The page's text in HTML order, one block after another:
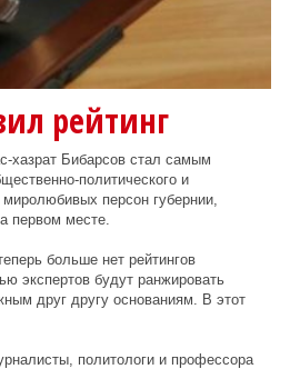
рейтинг
хазрат Бибарсов стал самым
политического и
персон губернии,
первом месте.
больше нет рейтингов
экспертов будут ранжировать
друг другу основаниям. В этот
политологи и профессора